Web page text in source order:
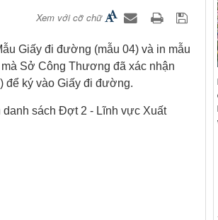
Xem với cỡ chữ
Giấy đi đường (mẫu 04) và in mẫu
Sở Công Thương đã xác nhận
để ký vào Giấy đi đường.
sách Đợt 2 - Lĩnh vực Xuất